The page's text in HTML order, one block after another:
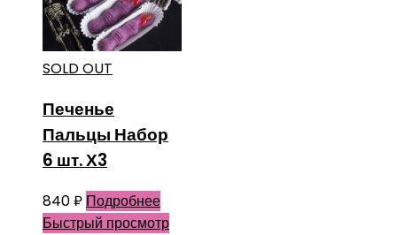
SOLD OUT
Печенье
Пальцы Набор
6 шт. Х3
840₽ Подробнее
Быстрый просмотр